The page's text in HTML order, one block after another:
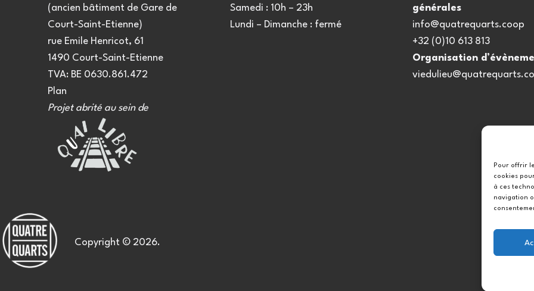
Pour offrir
cookies
à ces
navigation
(ancien bâtiment de Gare de
Court-Saint-Etienne)
rue Emile Henricot, 61
1490 Court-Saint-Etienne
TVA: BE 0630.861.472
Plan
Projet abrité au sein de
Samedi : 10h – 23h
Lundi – Dimanche : fermé
générales
info@quatrequarts.coop
+32 (0)10 613 813
Organisation
Copyright © 2026.